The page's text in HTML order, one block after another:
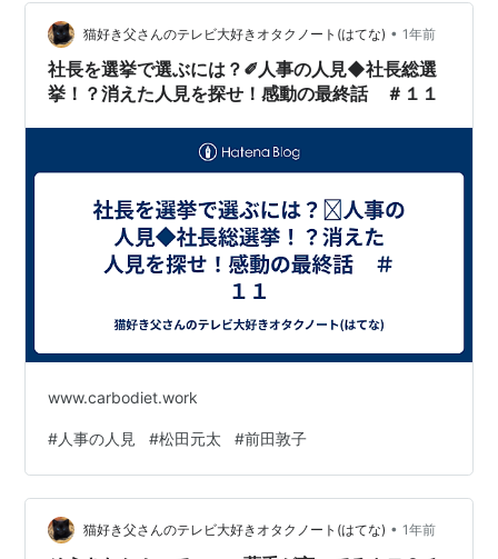
猫好き父さんのテレビ大好きオタクノート(はてな) • 1年前
社長を選挙で選ぶには？✐人事の人見◆社長総選
挙！？消えた人見を探せ！感動の最終話 ＃１１
www.carbodiet.work
#人事の人見 #松田元太 #前田敦子
猫好き父さんのテレビ大好きオタクノート(はてな) • 1年前